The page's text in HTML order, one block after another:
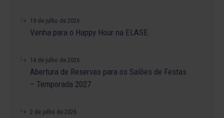
19 de julho de 2026
Venha para o Happy Hour na ELASE.
14 de julho de 2026
Abertura de Reservas para os Salões de Festas
– Temporada 2027
2 de julho de 2026